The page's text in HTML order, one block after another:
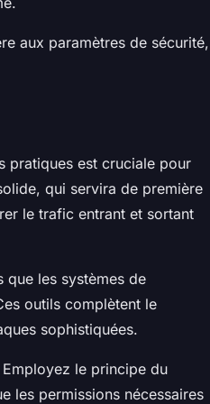
aux paramètres de sécurité,
pratiques est cruciale pour
qui servira de première
le trafic entrant et sortant
que les systèmes de
outils complètent le
sophistiquées.
le principe du
les permissions nécessaires